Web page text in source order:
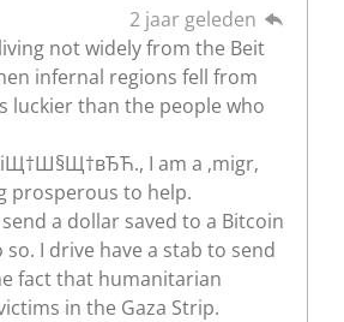
2 jaar geleden
not widely from the Beit
infernal regions fell from
luckier than the people who
I am a ‚migr‚
prosperous to help.
a dollar saved to a Bitcoin
I drive have a stab to send
fact that humanitarian
in the Gaza Strip.